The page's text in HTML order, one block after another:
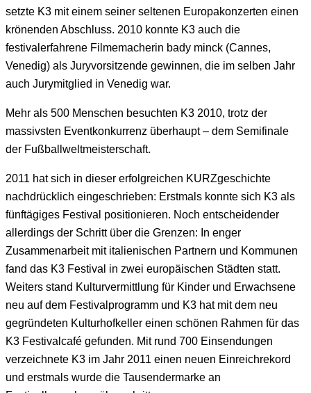
setzte K3 mit einem seiner seltenen Europakonzerten einen
krönenden Abschluss. 2010 konnte K3 auch die
festivalerfahrene Filmemacherin bady minck (Cannes,
Venedig) als Juryvorsitzende gewinnen, die im selben Jahr
auch Jurymitglied in Venedig war.
Mehr als 500 Menschen besuchten K3 2010, trotz der
massivsten Eventkonkurrenz überhaupt – dem Semifinale
der Fußballweltmeisterschaft.
2011 hat sich in dieser erfolgreichen KURZgeschichte
nachdrücklich eingeschrieben: Erstmals konnte sich K3 als
fünftägiges Festival positionieren. Noch entscheidender
allerdings der Schritt über die Grenzen: In enger
Zusammenarbeit mit italienischen Partnern und Kommunen
fand das K3 Festival in zwei europäischen Städten statt.
Weiters stand Kulturvermittlung für Kinder und Erwachsene
neu auf dem Festivalprogramm und K3 hat mit dem neu
gegründeten Kulturhofkeller einen schönen Rahmen für das
K3 Festivalcafé gefunden. Mit rund 700 Einsendungen
verzeichnete K3 im Jahr 2011 einen neuen Einreichrekord
und erstmals wurde die Tausendermarke an